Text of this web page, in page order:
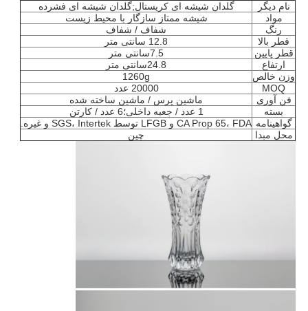
نام دیگر
گلدان شیشه ای کریستال;گلدان شیشه ای فشرده
مواد
شیشه ممتاز سازگار با محیط زیست
رنگ
شفاف / شفاف
قطر بالا
12.8 سانتی متر
قطر پایین
7.5سانتی متر
ارتفاع
24.8سانتی متر
وزن خالص
1260g
MOQ
20000 عدد
فن آوری
ماشین پرس / ماشین ساخته شده
بسته
1 عدد / جعبه داخلی؛6 عدد / کارتن
گواهینامه CA Prop 65، FDA و LFGB توسط SGS، Intertek و غیره.
محل مبدا
چین